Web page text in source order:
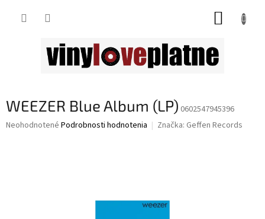
WEEZER Blue Album (LP) 0602547945396
Priemerné
Neohodnotené Podrobnosti hodnotenia Značka: Geffen Records